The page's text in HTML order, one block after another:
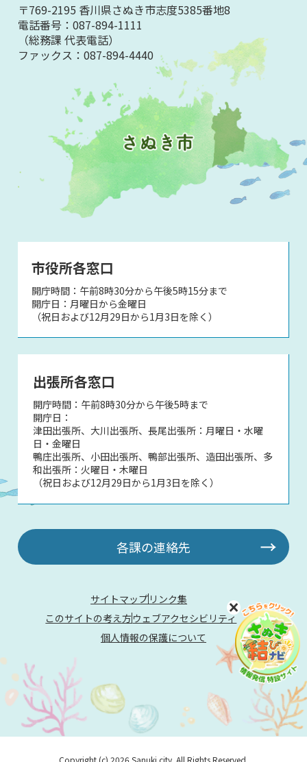
〒769-2195 香川県さぬき市志度5385番地8
電話番号：087-894-1111
（総務課 代表電話）
ファックス：087-894-4440
市役所各窓口
開庁時間：午前8時30分から午後5時15分まで
開庁日：月曜日から金曜日
（祝日および12月29日から1月3日を除く）
出張所各窓口
開庁時間：午前8時30分から午後5時まで
開庁日：
津田出張所、大川出張所、長尾出張所：月曜日・水曜
日・金曜日
鴨庄出張所、小田出張所、鴨部出張所、造田出張所、多
和出張所：火曜日・木曜日
（祝日および12月29日から1月3日を除く）
各課の連絡先
サイトマップ リンク集
このサイトの考え方ウェブアクセシビリティ
個人情報の保護について